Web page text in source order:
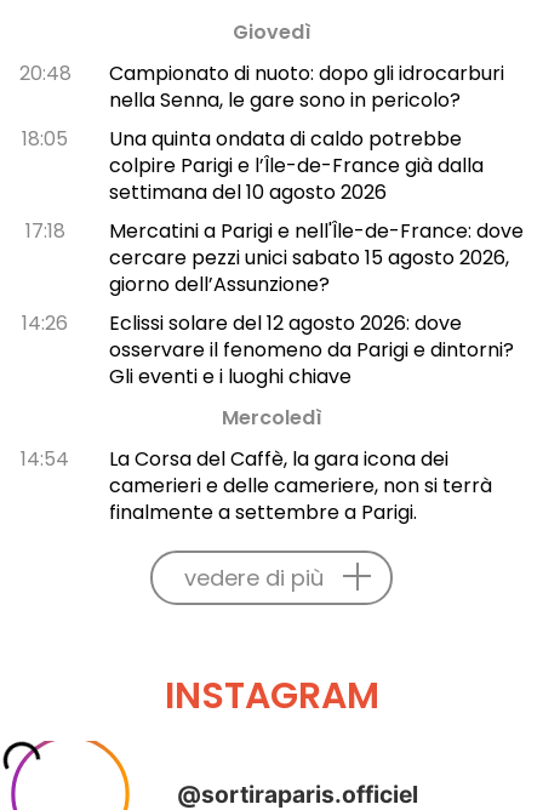
Giovedì
20:48
Campionato di nuoto: dopo gli idrocarburi
nella Senna, le gare sono in pericolo?
18:05
Una quinta ondata di caldo potrebbe
colpire Parigi e l’Île-de-France già dalla
settimana del 10 agosto 2026
17:18
Mercatini a Parigi e nell'Île-de-France: dove
cercare pezzi unici sabato 15 agosto 2026,
giorno dell’Assunzione?
14:26
Eclissi solare del 12 agosto 2026: dove
osservare il fenomeno da Parigi e dintorni?
Gli eventi e i luoghi chiave
Mercoledì
14:54
La Corsa del Caffè, la gara icona dei
camerieri e delle cameriere, non si terrà
finalmente a settembre a Parigi.
vedere di più
INSTAGRAM